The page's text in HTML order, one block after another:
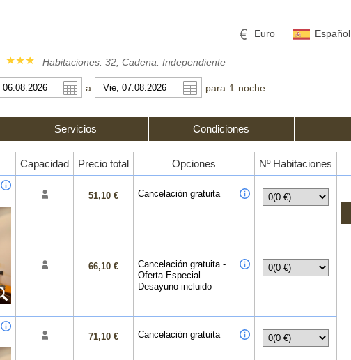
Español
Français
Euro
Libra esterlina
Yen japonés
★★★ Habitaciones: 32; Cadena: Independiente
a para 1 noche
Servicios Condiciones
Capacidad Precio total Opciones Nº Habitaciones
51,10 € Cancelación gratuita
66,10 €
Cancelación gratuita -
Oferta Especial
Desayuno incluido
71,10 € Cancelación gratuita